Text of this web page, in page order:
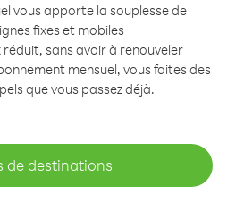
vous apporte la souplesse de
fixes et mobiles
sans avoir à renouveler
mensuel, vous faites des
que vous passez déjà.
de destinations